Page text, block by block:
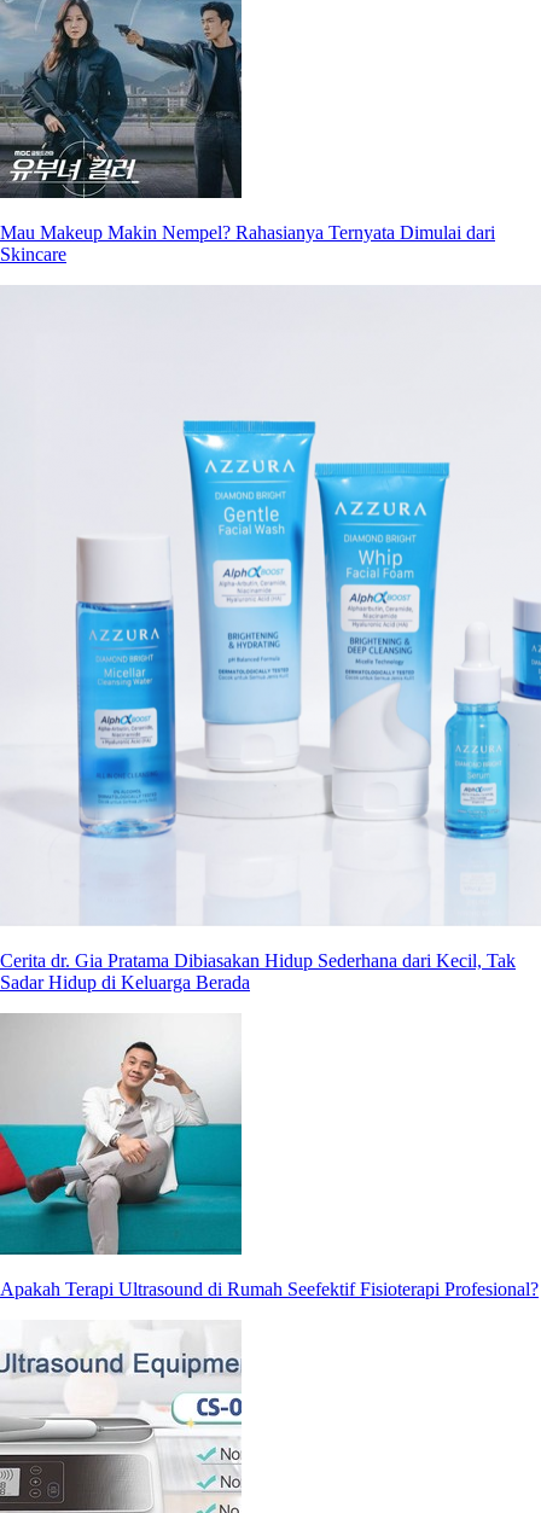
Mau Makeup Makin Nempel? Rahasianya Ternyata Dimulai dari
Skincare
Cerita dr. Gia Pratama Dibiasakan Hidup Sederhana dari Kecil, Tak
Sadar Hidup di Keluarga Berada
Apakah Terapi Ultrasound di Rumah Seefektif Fisioterapi Profesional?